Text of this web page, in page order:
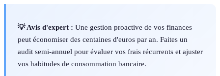
💡 Avis d'expert : Une gestion proactive de vos finances
peut économiser des centaines d'euros par an. Faites un
audit semi-annuel pour évaluer vos frais récurrents et ajuster
vos habitudes de consommation bancaire.